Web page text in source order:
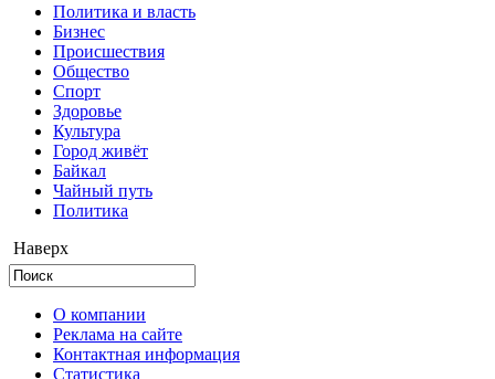
Политика и власть
Бизнес
Происшествия
Общество
Cпорт
Здоровье
Культура
Город живёт
Байкал
Чайный путь
Политика
Наверх
О компании
Реклама на сайте
Контактная информация
Статистика